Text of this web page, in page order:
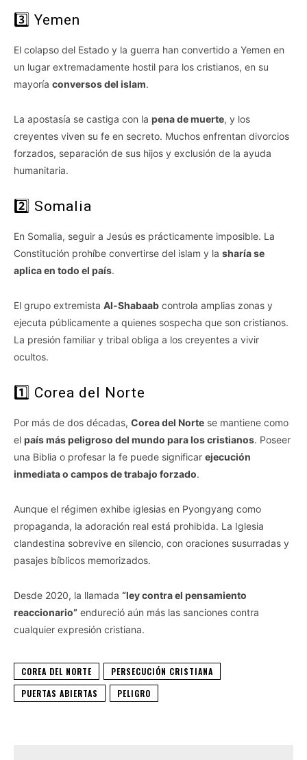
3️⃣ Yemen
El colapso del Estado y la guerra han convertido a Yemen en
un lugar extremadamente hostil para los cristianos, en su
mayoría conversos del islam.
La apostasía se castiga con la pena de muerte, y los
creyentes viven su fe en secreto. Muchos enfrentan divorcios
forzados, separación de sus hijos y exclusión de la ayuda
humanitaria.
2️⃣ Somalia
En Somalia, seguir a Jesús es prácticamente imposible. La
Constitución prohíbe convertirse del islam y la sharía se
aplica en todo el país.
El grupo extremista Al-Shabaab controla amplias zonas y
ejecuta públicamente a quienes sospecha que son cristianos.
La presión familiar y tribal obliga a los creyentes a vivir
ocultos.
1️⃣ Corea del Norte
Por más de dos décadas, Corea del Norte se mantiene como
el país más peligroso del mundo para los cristianos. Poseer
una Biblia o profesar la fe puede significar ejecución
inmediata o campos de trabajo forzado.
Aunque el régimen exhibe iglesias en Pyongyang como
propaganda, la adoración real está prohibida. La Iglesia
clandestina sobrevive en silencio, con oraciones susurradas y
pasajes bíblicos memorizados.
Desde 2020, la llamada “ley contra el pensamiento
reaccionario” endureció aún más las sanciones contra
cualquier expresión cristiana.
COREA DEL NORTE
PERSECUCIÓN CRISTIANA
PUERTAS ABIERTAS
PELIGRO